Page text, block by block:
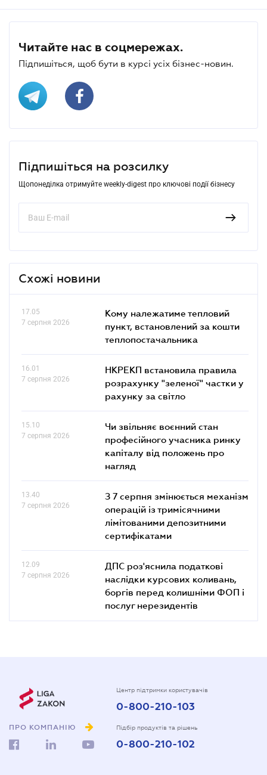
Читайте нас в соцмережах.
Підпишіться, щоб бути в курсі усіх бізнес-новин.
Підпишіться на розсилку
Щопонеділка отримуйте weekly-digest про ключові події бізнесу
Схожі новини
17.05
7 серпня 2026
Кому належатиме тепловий
пункт, встановлений за кошти
теплопостачальника
16.01
7 серпня 2026
НКРЕКП встановила правила
розрахунку "зеленої" частки у
рахунку за світло
15.10
7 серпня 2026
Чи звільняє воєнний стан
професійного учасника ринку
капіталу від положень про
нагляд
13.40
7 серпня 2026
З 7 серпня змінюється механізм
операцій із тримісячними
лімітованими депозитними
сертифікатами
12.09
7 серпня 2026
ДПС роз'яснила податкові
наслідки курсових коливань,
боргів перед колишніми ФОП і
послуг нерезидентів
ПРО КОМПАНІЮ
Центр підтримки користувачів
0-800-210-103
Підбір продуктів та рішень
0-800-210-102